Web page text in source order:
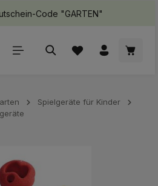
Code "GARTEN"
Spielgeräte für Kinder